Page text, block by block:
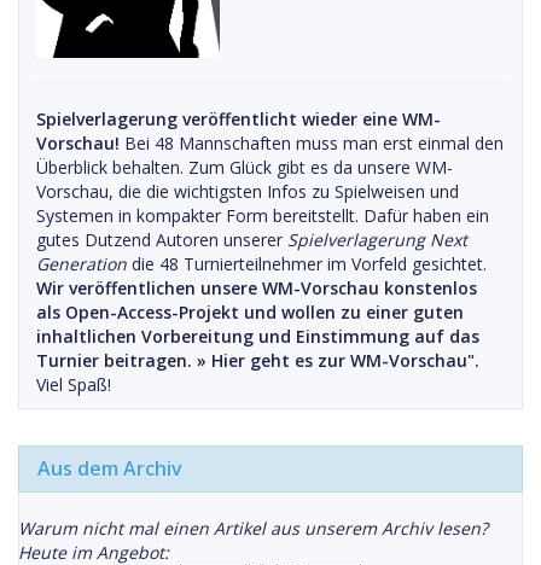
Spielverlagerung veröffentlicht wieder eine WM-
Vorschau! Bei 48 Mannschaften muss man erst einmal den
Überblick behalten. Zum Glück gibt es da unsere WM-
Vorschau, die die wichtigsten Infos zu Spielweisen und
Systemen in kompakter Form bereitstellt. Dafür haben ein
gutes Dutzend Autoren unserer Spielverlagerung Next
Generation die 48 Turnierteilnehmer im Vorfeld gesichtet.
Wir veröffentlichen unsere WM-Vorschau konstenlos
als Open-Access-Projekt und wollen zu einer guten
inhaltlichen Vorbereitung und Einstimmung auf das
Turnier beitragen. » Hier geht es zur WM-Vorschau".
Viel Spaß!
Aus dem Archiv
Warum nicht mal einen Artikel aus unserem Archiv lesen?
Heute im Angebot: